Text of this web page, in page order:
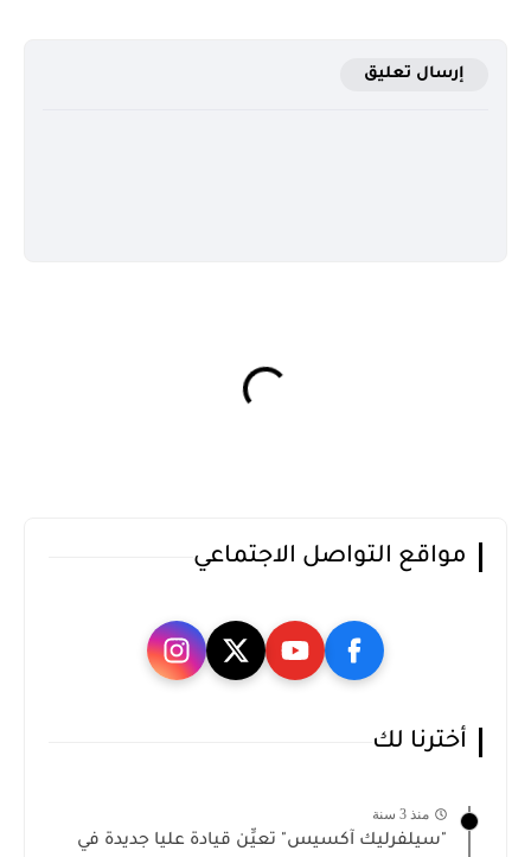
إرسال تعليق
مواقع التواصل الاجتماعي
أخترنا لك
منذ 3 سنة
"سيلفرليك آكسيس" تعيِّن قيادة عليا جديدة في